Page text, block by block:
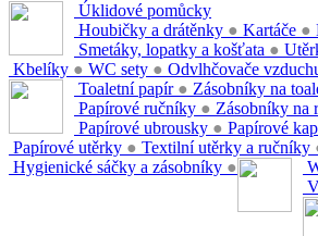
Úklidové pomůcky
Houbičky a drátěnky ● Kartáče ●
Smetáky, lopatky a košťata ●
Kbelíky ● WC sety ● Odvlhčovače
Toaletní papír ● Zásobníky na
Papírové ručníky ● Zásobníky na
Papírové ubrousky ● Papírové
Papírové utěrky ● Textilní utěrky a ručníky
Hygienické sáčky a zásobníky ●